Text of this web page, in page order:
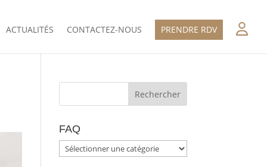
ACTUALITÉS CONTACTEZ-NOUS PRENDRE RDV
FAQ
FAQ